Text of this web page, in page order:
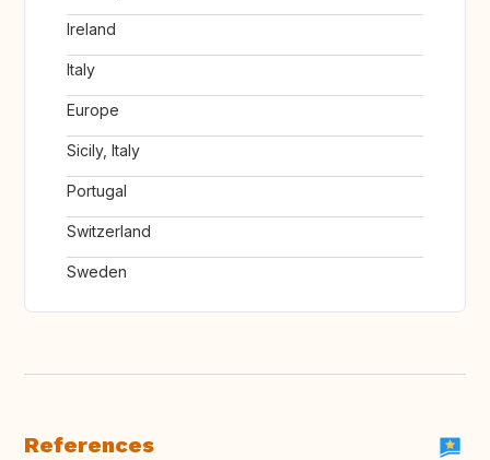
Ireland
Italy
Europe
Sicily, Italy
Portugal
Switzerland
Sweden
References